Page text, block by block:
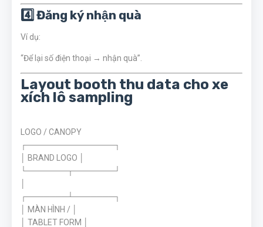
4️⃣ Đăng ký nhận quà
Ví dụ:
“Để lại số điện thoại → nhận quà”.
Layout booth thu data cho xe
xích lô sampling
LOGO / CANOPY
┌───────────────┐
│ BRAND LOGO │
└───────┬───────┘
┌───────┴───────┐
│ MÀN HÌNH / │
│ TABLET FORM │